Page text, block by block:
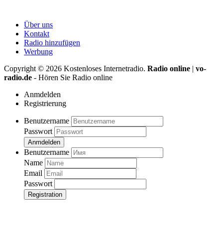
Über uns
Kontakt
Radio hinzufügen
Werbung
Copyright © 2026 Kostenloses Internetradio. Radio online | vo-
radio.de - Hören Sie Radio online
Anmdelden
Registrierung
Benutzername
Passwort
Anmdelden
Benutzername
Name
Email
Passwort
Registration